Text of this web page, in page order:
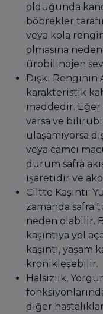
olduğunda
böbrekler
veya kola
olmasına
ürobilinojen
Dışkı Renginin
karakteristik
maddedir. Eğer
varsa ve
ulaşamıyorsa
veya camcı
durum safra
işaretidir ve
Ciltte Kaşıntı:
zamanda safra
neden olabilir.
kaşıntıya yol
kaşıntı,
kronikleşebilir.
Halsizlik,
diğer